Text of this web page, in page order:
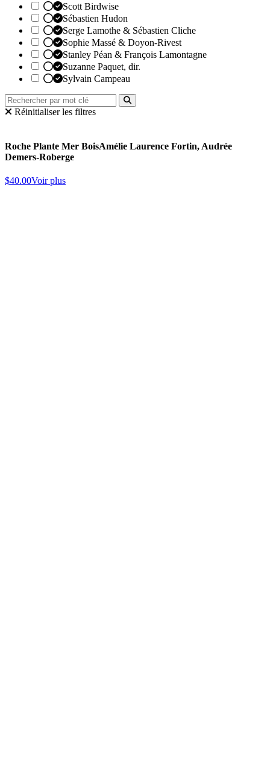
Scott Birdwise
Sébastien Hudon
Serge Lamothe & Sébastien Cliche
Sophie Massé & Doyon-Rivest
Stanley Péan & François Lamontagne
Suzanne Paquet, dir.
Sylvain Campeau
Réinitialiser les filtres
Roche Plante Mer BoisAmélie Laurence Fortin, Audrée
Demers-Roberge
$40.00Voir plus